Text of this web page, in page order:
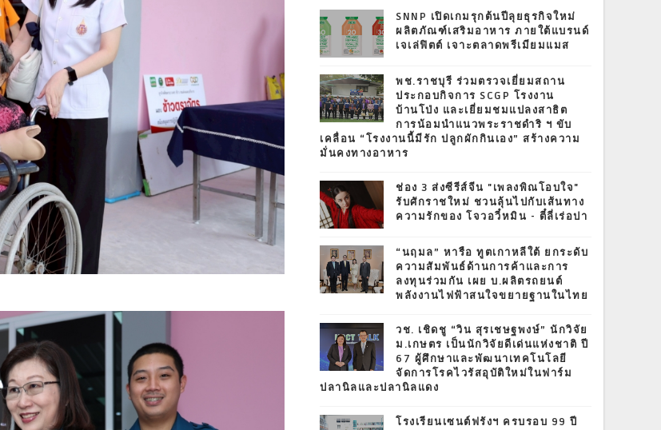
T
SNNP เปิดเกมรุกต้นปีลุยธุรกิจใหม่
ผลิตภัณฑ์เสริมอาหาร ภายใต้แบรนด์
เจเล่ฟิตต์ เจาะตลาดพรีเมียมแมส
พช.ราชบุรี ร่วมตรวจเยี่ยมสถาน
ประกอบกิจการ SCGP โรงงาน
บ้านโป่ง และเยี่ยมชมแปลงสาธิต
การน้อมนำแนวพระราชดำริ ฯ ขับ
เคลื่อน “โรงงานนี้มีรัก ปลูกผักกินเอง” สร้างความ
มั่นคงทางอาหาร
ช่อง 3 ส่งซีรีส์จีน "เพลงพิณโอบใจ"
รับศักราชใหม่ ชวนลุ้นไปกับเส้นทาง
ความรักของ โจวอวี๋หมิน - ตี๋ลี่เร่อปา
“นฤมล” หารือ ทูตเกาหลีใต้ ยกระดับ
ความสัมพันธ์ด้านการค้าและการ
ลงทุนร่วมกัน เผย บ.ผลิตรถยนต์
พลังงานไฟฟ้าสนใจขยายฐานในไทย
วช. เชิดชู “วิน สุรเชษฐพงษ์” นักวิจัย
ม.เกษตร เป็นนักวิจัยดีเด่นแห่งชาติ ปี
67 ผู้ศึกษาและพัฒนาเทคโนโลยี
จัดการโรคไวรัสอุบัติใหม่ในฟาร์ม
ปลานิลและปลานิลแดง
โรงเรียนเซนต์ฟรังฯ ครบรอบ 99 ปี